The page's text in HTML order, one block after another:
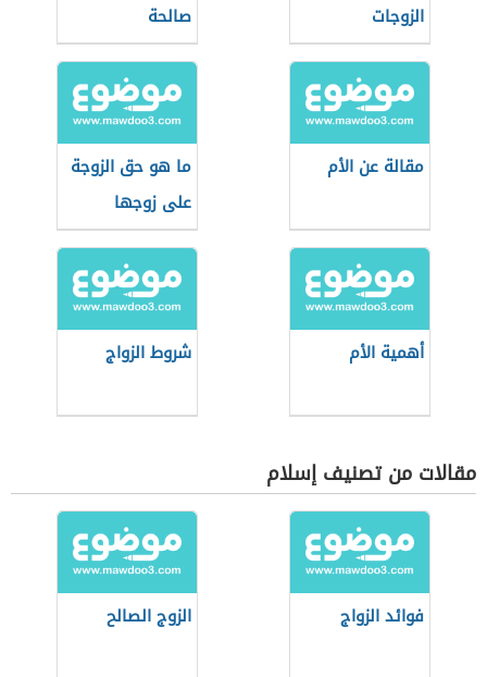
الزوجات
صالحة
مقالة عن الأم
ما هو حق الزوجة
على زوجها
أهمية الأم شروط الزواج
مقالات من تصنيف إسلام
فوائد الزواج الزوج الصالح